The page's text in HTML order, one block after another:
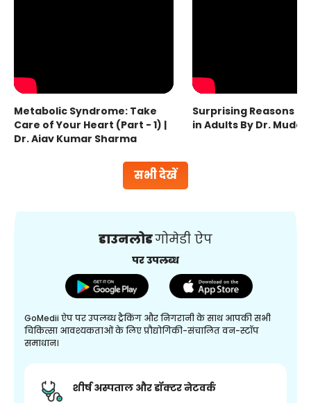
सभी देखें
Metabolic Syndrome: Take
Care of Your Heart (Part - 1) |
Dr. Ajay Kumar Sharma
Surprising Reasons
in Adults By Dr.
डाउनलोडगोमेडी ऐप
पर उपलब्ध
GoMedii ऐप पर उपलब्ध ट्रैकिंग और निगरानी के साथ आपकी सभी
चिकित्सा आवश्यकताओं के लिए प्रौद्योगिकी-संचालित वन-स्टॉप
समाधान।
शीर्ष अस्पताल और डॉक्टर नेटवर्क